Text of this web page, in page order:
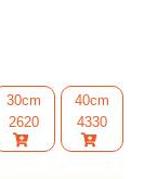
30cm
2620
40cm
4330